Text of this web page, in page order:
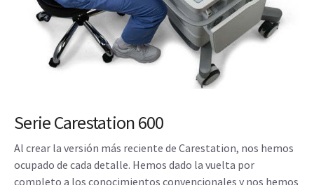
Serie Carestation 600
Al crear la versión más reciente de Carestation, nos hemos
ocupado de cada detalle. Hemos dado la vuelta por
completo a los conocimientos convencionales y nos hemos